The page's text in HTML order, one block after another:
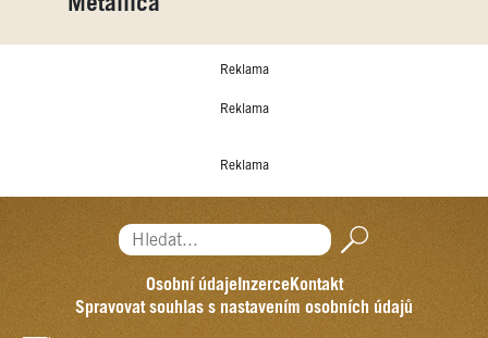
Reklama
Reklama
Reklama
Hledat...
Osobní údajeInzerceKontakt
Spravovat souhlas s nastavením osobních údajů